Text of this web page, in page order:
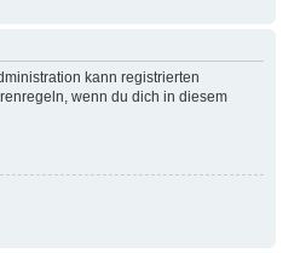
kann registrierten
wenn du dich in diesem